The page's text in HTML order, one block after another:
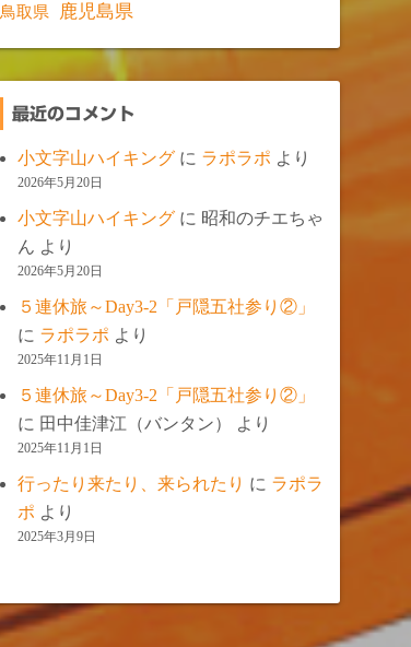
鳥取県 鹿児島県
最近のコメント
小文字山ハイキング に ラポラポ より
2026年5月20日
小文字山ハイキング に 昭和のチエちゃ
ん より
2026年5月20日
５連休旅～Day3-2「戸隠五社参り②」
に ラポラポ より
2025年11月1日
５連休旅～Day3-2「戸隠五社参り②」
に 田中佳津江（バンタン） より
2025年11月1日
行ったり来たり、来られたり に ラポラ
ポ より
2025年3月9日